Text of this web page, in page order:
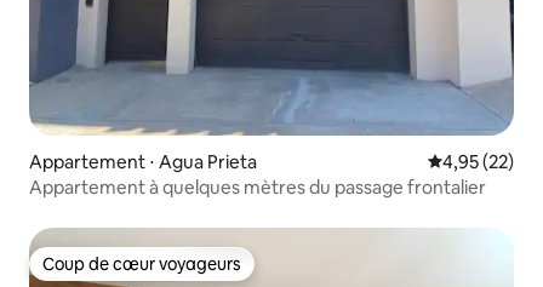
Appartement ⋅ Agua Prieta Évaluation
4,95 (22)
Appartement à quelques mètres du passage frontalier
Coup de cœur voyageurs
Coup de cœur voyageurs